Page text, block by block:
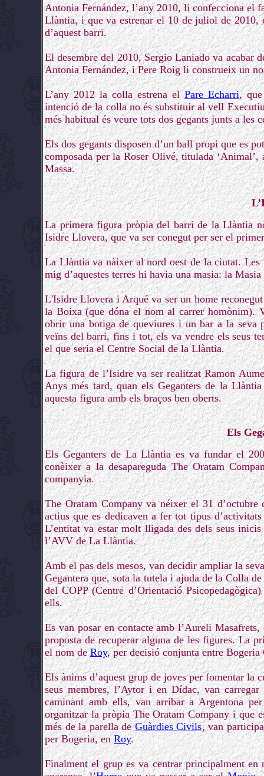
Antonia Fernández, l’any 2010, li confecciona el
Llàntia, i que va estrenar el 10 de juliol de 2010,
d’aquest barri.
El desembre del 2010, Sergio Laniado va acabar
Antonia Fernández, i Pere Roig li construeix un
L’any 2012 la colla estrena elPare Echarri,
intenció de la colla no és substituir al vell
més habitual és veure tots dos gegants junts a les
Els dos gegants disposen d’un ball propi que es
composada per la Roser Olivé, titulada
Massa.
La primera figura pròpia del barri de la Llàntia
Isidre Llovera, que va ser conegut per ser el
La Llàntia va nàixer al nord oest de la ciutat.
mig d’aquestes terres hi havia una masia: la
L'Isidre Llovera i Arqué va ser un home
la Boixa (que dóna el nom al carrer homònim).
obrir una botiga de queviures i un bar a la seva
veïns del barri, fins i tot, els va vendre els seus
el que seria el Centre Social de la Llàntia.
La figura de l’Isidre va ser realitzat Ramon
Anys més tard, quan els Geganters de la
aquesta figura amb els braços ben oberts.
Els
Els Geganters de La Llàntia es va fundar el
conèixer a la desapareguda The Oratam
companyia.
The Oratam Company va néixer el 31
actius que es dedicaven a fer tot tipus
L’entitat va estar molt lligada des dels seus
l’AVV de La Llàntia.
Amb el pas dels mesos, van decidir ampliar la
Gegantera que, sota la tutela i ajuda de la Colla
del COPP (Centre d’Orientació
ells.
Es van posar en contacte amb l’Aureli
proposta de recuperar alguna de les figures. La
el nom deRoy, per decisió conjunta entre
Els ànims d’aquest grup de joves per fomentar la
seus membres, l’Aytor i en Dídac, van
caminant amb ells, van arribar a Argentona
organitzar la pròpia The Oratam Company i que
més de la parella deGuàrdies Civils, van
per Bogeria, enRoy.
Finalment el grup es va centrar principalment